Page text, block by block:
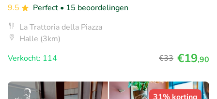
9.5
Perfect • 15 beoordelingen
La Trattoria della Piazza
Halle (3km)
Verkocht: 114
€33 €19,90